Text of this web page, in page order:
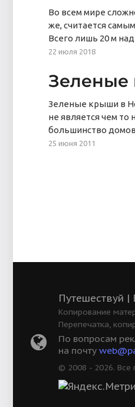
Во всем мире
же, считается
Всего лишь 20 м
22 июля 2018
Зеленые
Зеленые крыши в
не является чем
большинство
25 июня 2011
Путешествуй |
Копирование
Перепечатка,
По вопросам
на почту
© 2008 - 2026.